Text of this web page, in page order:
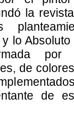
la
lo
por
de
de